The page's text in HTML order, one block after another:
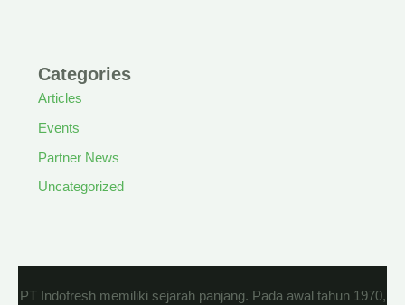
Categories
Articles
Events
Partner News
Uncategorized
PT Indofresh memiliki sejarah panjang. Pada awal tahun 1970,